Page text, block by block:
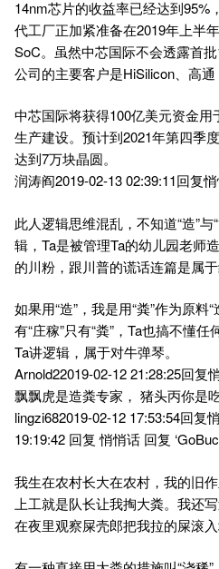
14nm芯片的收益率已经达到95%
代工厂正加紧准备在2019年上半
SoC。虽然中芯国际不会透露首
公司的主要客户是HiSilicon、高通
中芯国际将获得100亿美元资金
生产建设。预计到2021年第四季
达到7万块晶圆。
润涛阎2019-02-13 02:39:11回复
此人逻辑思维混乱，不知道“造”与
辑，Ta是被管理Ta的幼儿园老师
的川粉，跟川普的谎话连篇是属于
如果用“造”，我是用“粪”作为原料
有“庄稼”只有“粪”，Ta也搞不懂
Ta讲逻辑，属于对牛弹琴。
Arnold22019-02-12 21:28:25回复
飘飘虎是造粪专家， 猪头丙你是
lingzi682019-02-12 17:53:54回复
19:19:42 回复 悄悄话 回复
我生在农村长大在农村，我的旧
上工就是队长让我掏大粪。我还
在夜里观察屎壳郎把我拉的屎滚入